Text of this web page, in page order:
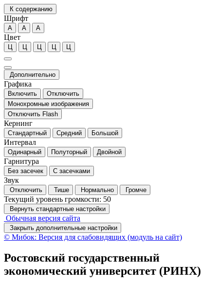
К содержанию
Шрифт
А А А
Цвет
Ц Ц Ц Ц Ц
Дополнительно
Графика
Включить
Отключить
Монохромные изображения
Отключить Flash
Кернинг
Стандартный Средний Большой
Интервал
Одинарный Полуторный Двойной
Гарнитура
Без засечек С засечками
Звук
Отключить Тише Нормально Громче
Текущий уровень громкости: 50
Вернуть стандартные настройки
Обычная версия сайта
Закрыть дополнительные настройки
© Мибок: Версия для слабовидящих (модуль на сайт)
Ростовский государственный
экономический университет (РИНХ)